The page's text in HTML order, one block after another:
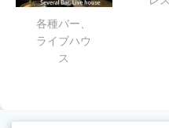
各種バー、
ライブハウ
ス